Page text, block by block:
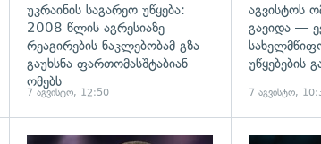
უკრაინის საგარეო უწყება:
2008 წლის აგრესიაზე
რეაგირების ნაკლებობამ გზა
გაუხსნა ფართომასშტაბიან
ომებს
7 აგვისტო, 12:50
აგვისტოს
გავიდა —
უწყებების
7 აგვისტო,